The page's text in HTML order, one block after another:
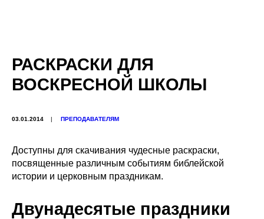
РАСКРАСКИ ДЛЯ
ВОСКРЕСНОЙ ШКОЛЫ
03.01.2014 | ПРЕПОДАВАТЕЛЯМ
Доступны для скачивания чудесные раскраски,
посвященные различным событиям библейской
истории и церковным праздникам.
Двунадесятые праздники